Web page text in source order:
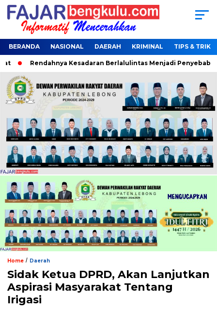
BERANDA NASIONAL DAERAH KRIMINAL TIPS & TRIK
Rendahnya Kesadaran Berlalulintas Menjadi Penyebab
Home / Daerah
Sidak Ketua DPRD, Akan Lanjutkan
Aspirasi Masyarakat Tentang
Irigasi